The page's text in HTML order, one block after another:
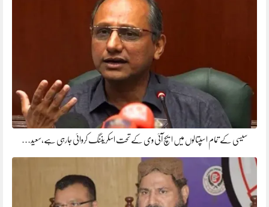
سیسی کے تمام اسپتالوں میں ایچ آئی وی کے تحت اسکریننگ کروائی جارہی ہے،سعید…